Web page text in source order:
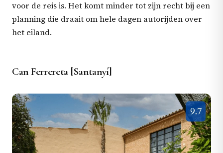
voor de reis is. Het komt minder tot zijn recht bij een
planning die draait om hele dagen autorijden over
het eiland.
Can Ferrereta [Santanyí]